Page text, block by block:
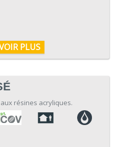
PLUS
aux résines acryliques.